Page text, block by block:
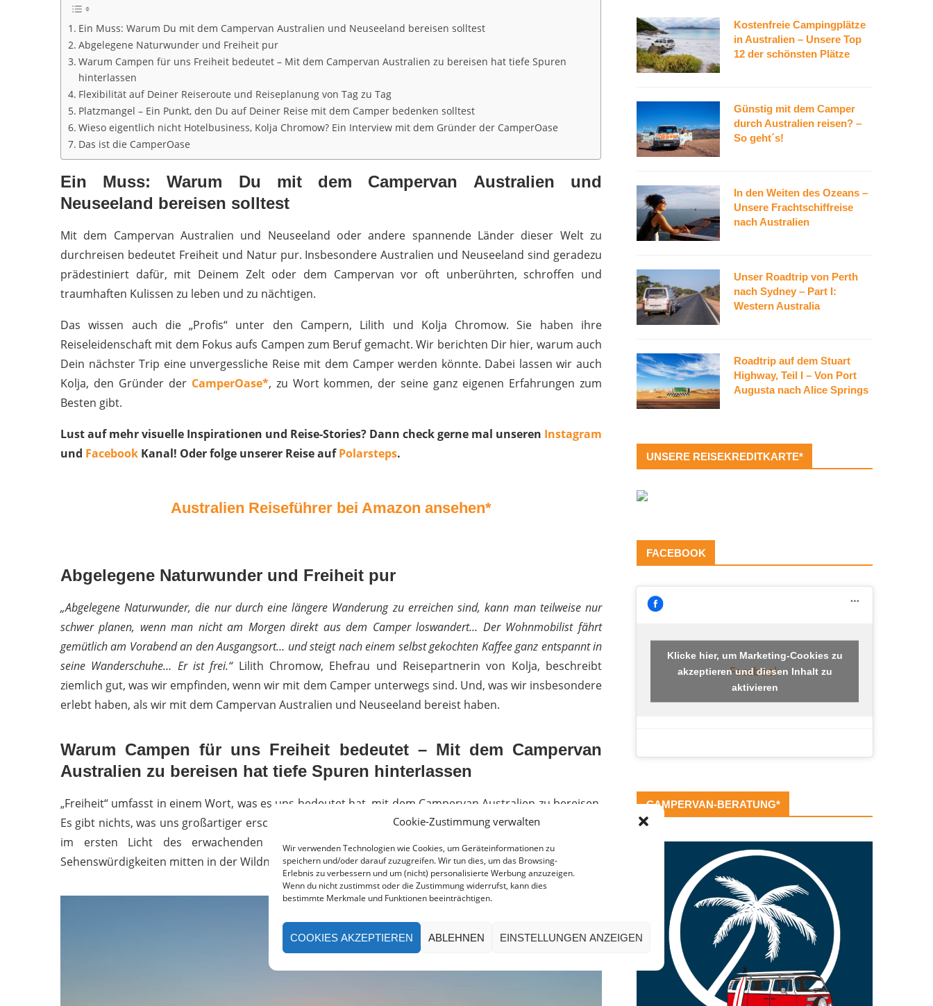
Cookie-Zustimmung verwalten
Wir verwenden Technologien wie Cookies, um Geräteinformationen zu
speichern und/oder darauf zuzugreifen. Wir tun dies, um das Browsing-
Erlebnis zu verbessern und um (nicht) personalisierte Werbung anzuzeigen.
Wenn du nicht zustimmst oder die Zustimmung widerrufst, kann dies
bestimmte Merkmale und Funktionen beeinträchtigen.
COOKIES AKZEPTIEREN ABLEHNEN EINSTELLUNGEN ANZEIGEN
Ein Muss: Warum Du mit dem Campervan Australien und Neuseeland bereisen solltest
Abgelegene Naturwunder und Freiheit pur
Warum Campen für uns Freiheit bedeutet – Mit dem Campervan Australien zu bereisen hat tiefe Spuren
hinterlassen
Flexibilität auf Deiner Reiseroute und Reiseplanung von Tag zu Tag
Platzmangel – Ein Punkt, den Du auf Deiner Reise mit dem Camper bedenken solltest
Wieso eigentlich nicht Hotelbusiness, Kolja Chromow? Ein Interview mit dem Gründer der CamperOase
Das ist die CamperOase
Ein Muss: Warum Du mit dem Campervan Australien und
Neuseeland bereisen solltest
Mit dem Campervan Australien und Neuseeland oder andere spannende Länder dieser Welt zu
durchreisen bedeutet Freiheit und Natur pur. Insbesondere Australien und Neuseeland sind geradezu
prädestiniert dafür, mit Deinem Zelt oder dem Campervan vor oft unberührten, schroffen und
traumhaften Kulissen zu leben und zu nächtigen.
Das wissen auch die „Profis“ unter den Campern, Lilith und Kolja Chromow. Sie haben ihre
Reiseleidenschaft mit dem Fokus aufs Campen zum Beruf gemacht. Wir berichten Dir hier, warum auch
Dein nächster Trip eine unvergessliche Reise mit dem Camper werden könnte. Dabei lassen wir auch
Kolja, den Gründer der CamperOase*, zu Wort kommen, der seine ganz eigenen Erfahrungen zum
Besten gibt.
Lust auf mehr visuelle Inspirationen und Reise-Stories? Dann check gerne mal unseren Instagram
und Facebook Kanal! Oder folge unserer Reise aufPolarsteps.
Australien Reiseführer bei Amazon ansehen*
Abgelegene Naturwunder und Freiheit pur
„Abgelegene Naturwunder, die nur durch eine längere Wanderung zu erreichen sind, kann man teilweise nur
schwer planen, wenn man nicht am Morgen direkt aus dem Camper loswandert… Der Wohnmobilist fährt
gemütlich am Vorabend an den Ausgangsort… und steigt nach einem selbst gekochten Kaffee ganz entspannt in
seine Wanderschuhe… Er ist frei.“Lilith Chromow, Ehefrau und Reisepartnerin von Kolja, beschreibt
ziemlich gut, was wir empfinden, wenn wir mit dem Camper unterwegs sind. Und, was wir insbesondere
erlebt haben, als wir mit dem Campervan Australien und Neuseeland bereist haben.
Warum Campen für uns Freiheit bedeutet – Mit dem Campervan
Australien zu bereisen hat tiefe Spuren hinterlassen
„Freiheit“ umfasst in einem Wort, was es uns bedeutet hat, mit dem Campervan Australien zu bereisen.
Es gibt nichts, was uns großartiger erscheint, als schon vor dem Sonnenaufgang loszuziehen. Um dann
im ersten Licht des erwachenden Tages voller Staunen atemberaubende Panoramen und
Sehenswürdigkeiten mitten in der Wildnis zu erblicken.
Kostenfreie Campingplätze
in Australien – Unsere Top
12 der schönsten Plätze
Günstig mit dem Camper
durch Australien reisen? –
So geht´s!
In den Weiten des Ozeans –
Unsere Frachtschiffreise
nach Australien
Unser Roadtrip von Perth
nach Sydney – Part I:
Western Australia
Roadtrip auf dem Stuart
Highway, Teil I – Von Port
Augusta nach Alice Springs
UNSERE REISEKREDITKARTE*
FACEBOOK
Facebook
Klicke hier, um Marketing-Cookies zu
akzeptieren und diesen Inhalt zu
aktivieren
CAMPERVAN-BERATUNG*